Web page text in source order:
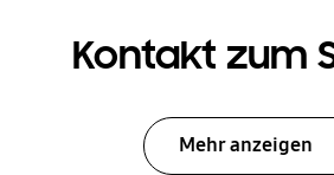
Kontakt zum
Mehr anzeigen